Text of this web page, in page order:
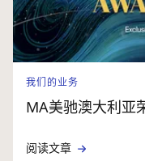
我们的业务
MA美驰澳大利亚
阅读文章